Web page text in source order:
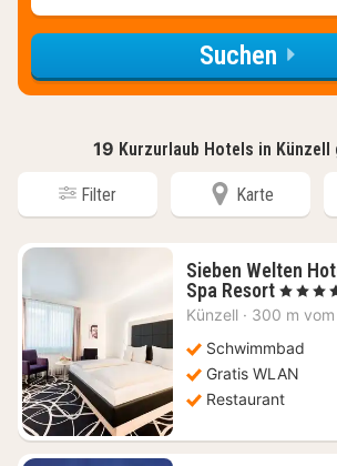
Suchen
19 Kurzurlaub Hotels in Künzell
Filter Karte
Sieben Welten
Spa Resort1
Nacht
159,66
€
, 4 Sterne
Künzell · 300 m
Schwimmbad
Gratis WLAN
Restaurant